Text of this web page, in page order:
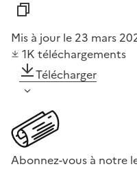
Mis à jour le 23 mars
1K téléchargements
Télécharger
Abonnez-vous à notre